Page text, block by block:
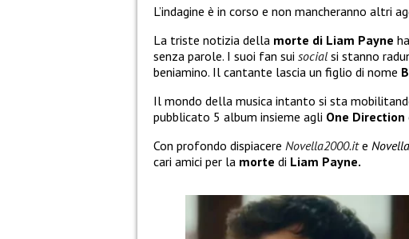
L’indagine è in corso e non mancheranno altri
La triste notizia della morte di Liam Payne
senza parole. I suoi fan sui social si stanno
beniamino. Il cantante lascia un figlio di nome
Il mondo della musica intanto si sta
pubblicato 5 album insieme agli One Direction
Con profondo dispiacere Novella2000.it e
cari amici per la morte di Liam Payne.